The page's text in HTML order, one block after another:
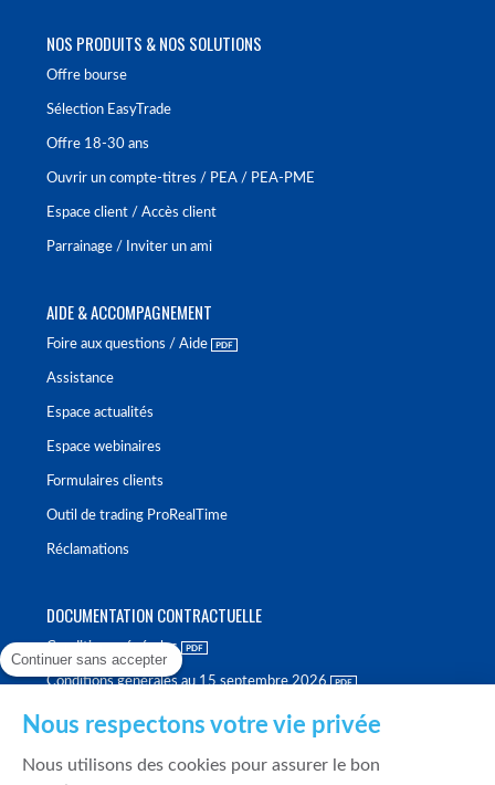
NOS PRODUITS & NOS SOLUTIONS
Offre bourse
Sélection EasyTrade
Offre 18-30 ans
Ouvrir un compte-titres / PEA / PEA-PME
Espace client / Accès client
Parrainage / Inviter un ami
AIDE & ACCOMPAGNEMENT
Foire aux questions / Aide
Assistance
Espace actualités
Espace webinaires
Formulaires clients
Outil de trading ProRealTime
Réclamations
DOCUMENTATION CONTRACTUELLE
Conditions générales
Conditions générales au 15 septembre 2026
Continuer sans accepter
Nous respectons votre vie privée
Nous utilisons des cookies pour assurer le bon